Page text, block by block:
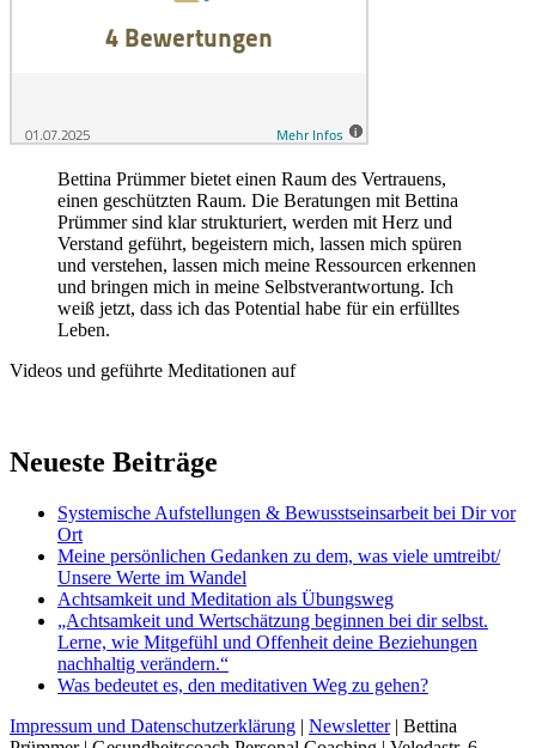
Bettina Prümmer bietet einen Raum des Vertrauens,
einen geschützten Raum. Die Beratungen mit Bettina
Prümmer sind klar strukturiert, werden mit Herz und
Verstand geführt, begeistern mich, lassen mich spüren
und verstehen, lassen mich meine Ressourcen erkennen
und bringen mich in meine Selbstverantwortung. Ich
weiß jetzt, dass ich das Potential habe für ein erfülltes
Leben.
Videos und geführte Meditationen auf
Neueste Beiträge
Systemische Aufstellungen & Bewusstseinsarbeit bei Dir vor
Ort
Meine persönlichen Gedanken zu dem, was viele umtreibt/
Unsere Werte im Wandel
Achtsamkeit und Meditation als Übungsweg
„Achtsamkeit und Wertschätzung beginnen bei dir selbst.
Lerne, wie Mitgefühl und Offenheit deine Beziehungen
nachhaltig verändern.“
Was bedeutet es, den meditativen Weg zu gehen?
Impressum und Datenschutzerklärung | Newsletter| Bettina